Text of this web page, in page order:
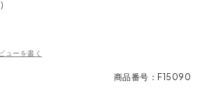
ューを書く
商品番号 F15090